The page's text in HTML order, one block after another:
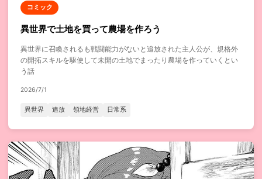
コミック
異世界で土地を買って農場を作ろう
異世界に召喚されるも戦闘能力がないと追放された主人公が、規格外
の開拓スキルを駆使して未開の土地でまったり農場を作っていくとい
う話
2026/7/1
異世界 追放 領地経営 日常系